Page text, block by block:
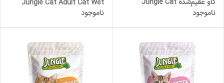
گاو عقیم‌شده Jungle Cat
Sterilised Cat Wet Food Beef
Flavor وزن ۸۵ گرم
ناموجود
Jungle Cat Adult Cat Wet
گرم
ناموجود